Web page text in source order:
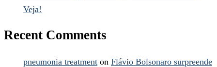
Veja!
Recent Comments
pneumonia treatment on Flávio Bolsonaro surpreende